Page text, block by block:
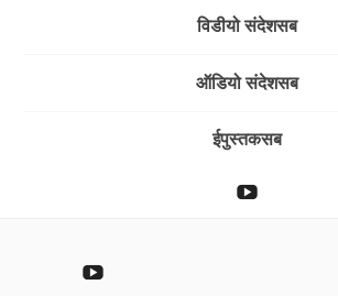
विडीयो संदेशसब
ऑडियो संदेशसब
ईपुस्तकसब
YouTube
YouTube